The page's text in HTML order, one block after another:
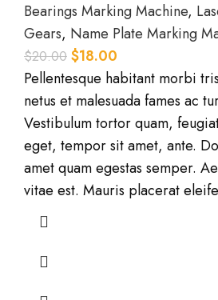
Bearings Marking Machine,
Gears, Name Plate Marking
$20.00 $18.00
Pellentesque habitant morbi
netus et malesuada fames ac
Vestibulum tortor quam,
eget, tempor sit amet, ante.
amet quam egestas semper.
vitae est. Mauris placerat